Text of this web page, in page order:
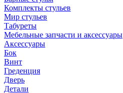
Комплекты стульев
Мир стульев
Табуреты
Мебельные запчасти и аксессуары
Аксессуары
Бок
Винт
Греденция
Дверь
Детали